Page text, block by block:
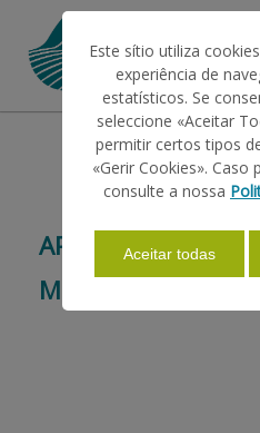
AJUDAS/APOIOS
INFORMAÇÕES
APOIO À
MERCADOS DE
Este sítio utiliza
experiência de
estatísticos. Se
seleccione «Aceitar
permitir certos tipos
«Gerir Cookies». Caso
consulte a nossa
Aceitar todas